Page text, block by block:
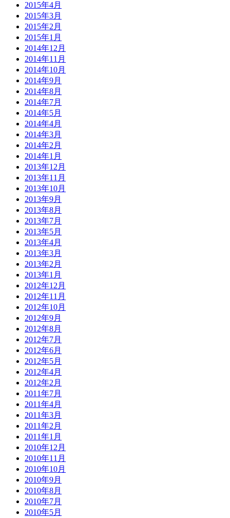
2015年4月
2015年3月
2015年2月
2015年1月
2014年12月
2014年11月
2014年10月
2014年9月
2014年8月
2014年7月
2014年5月
2014年4月
2014年3月
2014年2月
2014年1月
2013年12月
2013年11月
2013年10月
2013年9月
2013年8月
2013年7月
2013年5月
2013年4月
2013年3月
2013年2月
2013年1月
2012年12月
2012年11月
2012年10月
2012年9月
2012年8月
2012年7月
2012年6月
2012年5月
2012年4月
2012年2月
2011年7月
2011年4月
2011年3月
2011年2月
2011年1月
2010年12月
2010年11月
2010年10月
2010年9月
2010年8月
2010年7月
2010年5月